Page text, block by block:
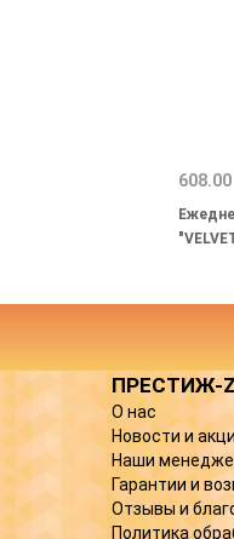
608.00
ПРЕСТИЖ-Z
О нас
Новости и
Наши
Гарантии и
Отзывы и
Политика